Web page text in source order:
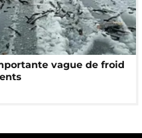
vague de froid